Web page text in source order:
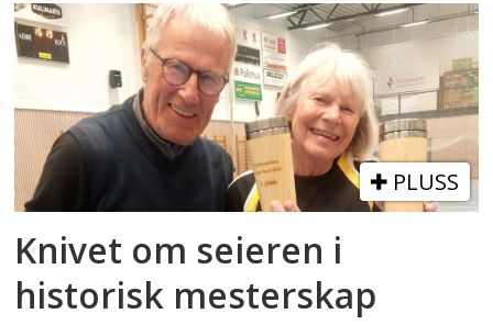
PLUSS
Knivet om seieren i
historisk mesterskap